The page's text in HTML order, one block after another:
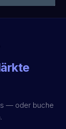
— oder buche